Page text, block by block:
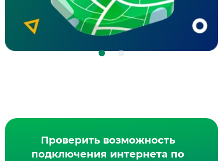
Реклама ООО
Проверить возможность
подключения интернета по